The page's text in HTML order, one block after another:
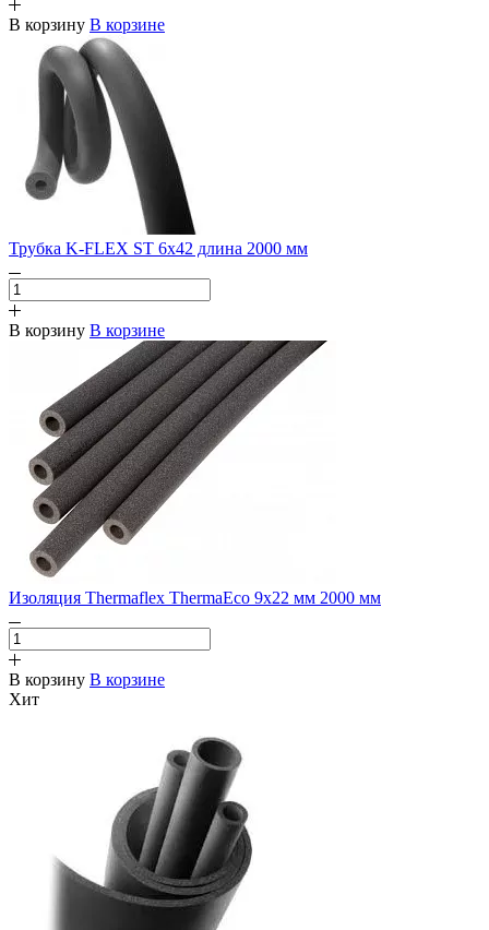
В корзину В корзине
Трубка K-FLEX ST 6х42 длина 2000 мм
В корзину В корзине
Изоляция Thermaflex ThermaEco 9х22 мм 2000 мм
В корзину В корзине
Хит